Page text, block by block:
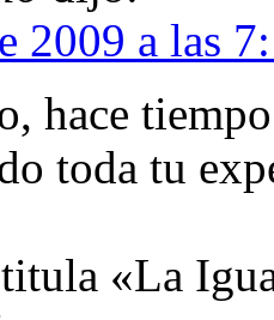
2009 a las
hace
toda tu
«La